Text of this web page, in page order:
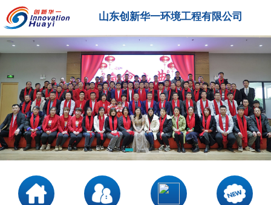
山东创新华一环境工程有限公司